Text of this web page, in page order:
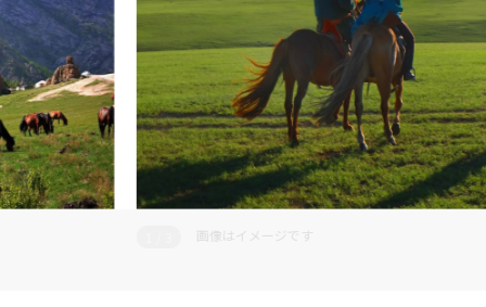
予約・お問い合わせ
来店予約の申し込み
お電話でお問い合わせ
画像はイメージです